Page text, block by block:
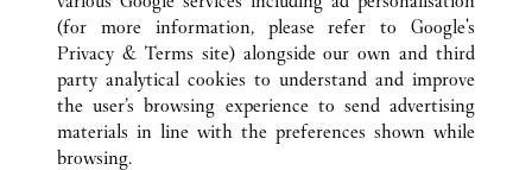
ALLE CARTIER STANDORTE JAPAN 福岡県
福岡市
博多区博多駅中央街1-1
KUNDENSERVICE
(for more information, please refer to Google's
Privacy & Terms site) alongside our own and third
party analytical cookies to understand and improve
the user’s browsing experience to send advertising
materials in line with the preferences shown while
browsing.